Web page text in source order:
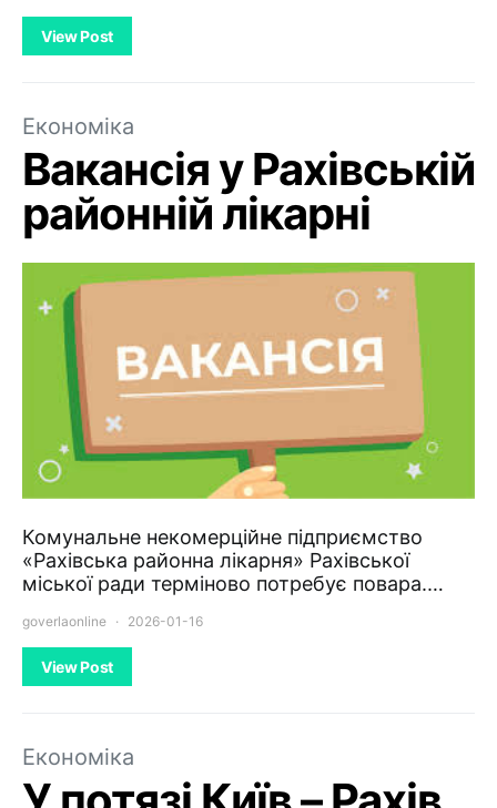
View Post
Економіка
Вакансія у Рахівській
районній лікарні
Комунальне некомерційне підприємство
«Рахівська районна лікарня» Рахівської
міської ради терміново потребує повара.…
goverlaonline 2026-01-16
View Post
Економіка